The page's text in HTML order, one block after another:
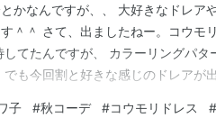
かなんですが、、 大好きなドレア
＾＾ さて、出ましたねー。コウモ
てたんですが、 カラーリングパタ
も今回割と好きな感じのドレアが
ジで♪ こんな優雅な時間が欲しいで
子 #秋コーデ #コウモリドレス #